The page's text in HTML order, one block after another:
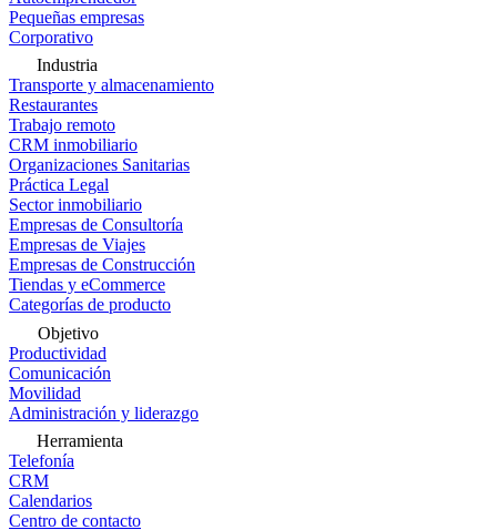
Pequeñas empresas
Corporativo
Industria
Transporte y almacenamiento
Restaurantes
Trabajo remoto
CRM inmobiliario
Organizaciones Sanitarias
Práctica Legal
Sector inmobiliario
Empresas de Consultoría
Empresas de Viajes
Empresas de Construcción
Tiendas y eCommerce
Categorías de producto
Objetivo
Productividad
Comunicación
Movilidad
Administración y liderazgo
Herramienta
Telefonía
CRM
Calendarios
Centro de contacto